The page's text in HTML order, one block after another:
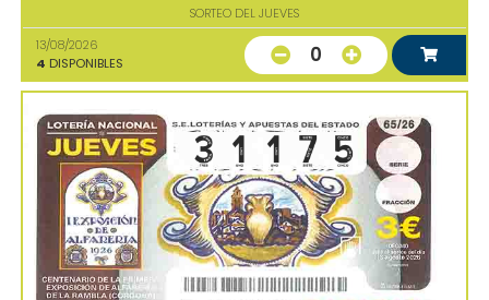
SORTEO DEL JUEVES
13/08/2026
4 DISPONIBLES 0